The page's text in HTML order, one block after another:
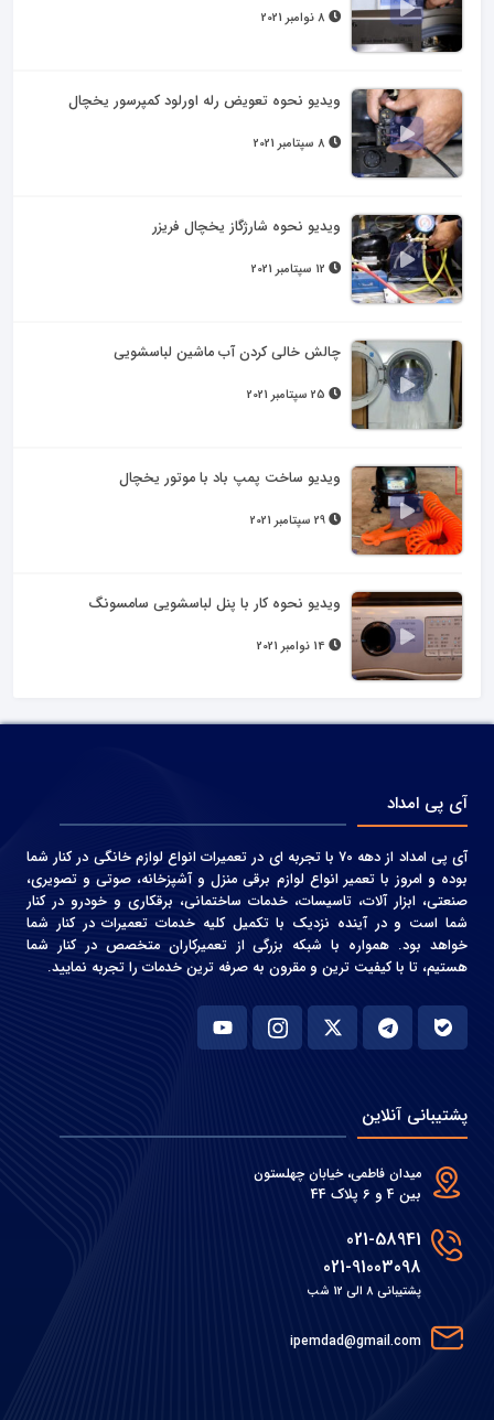
ویدیو نحوه تعویض رله اورلود کمپرسور یخچال
ویدیو نحوه شارژگاز یخچال فریزر
چالش خالی کردن آب ماشین لباسشویی
ویدیو ساخت پمپ باد با موتور یخچال
ویدیو نحوه کار با پنل لباسشویی سامسونگ
آی پی امداد
آی پی امداد از دهه 70 با تجربه ای در تعمیرات انواع لوازم خانگی در کنار شما
بوده و امروز با تعمیر انواع لوازم برقی منزل و آشپزخانه، صوتی و‌ تصویری،
صنعتی، ابزار آلات، تاسیسات، خدمات ساختمانی، برقکاری و خودرو در کنار
شما است و در آینده نزدیک با تکمیل کلیه خدمات تعمیرات در کنار شما
خواهد بود. همواره با شبکه بزرگی از تعمیرکاران متخصص در کنار شما
هستیم، تا با کیفیت ترین و مقرون به صرفه ترین خدمات را تجربه نمایید.
پشتیبانی آنلاین
میدان فاطمی، خیابان چهلستون
بین 4 و 6 پلاک 44
021-58941
021-91003098
پشتیبانی 8 الی 12 شب
ipemdad@gmail.com